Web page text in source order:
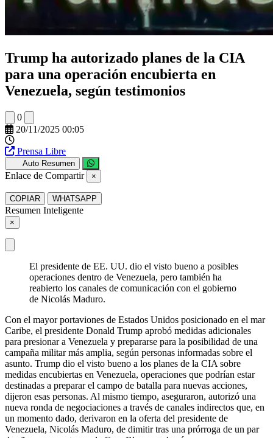
Trump ha autorizado planes de la CIA
para una operación encubierta en
Venezuela, según testimonios
0
20/11/2025 00:05
Prensa Libre
Auto Resumen
Enlace de Compartir ×
COPIAR WHATSAPP
Resumen Inteligente
×
El presidente de EE. UU. dio el visto bueno a posibles
operaciones dentro de Venezuela, pero también ha
reabierto los canales de comunicación con el gobierno
de Nicolás Maduro.
Con el mayor portaviones de Estados Unidos posicionado en el mar
Caribe, el presidente Donald Trump aprobó medidas adicionales
para presionar a Venezuela y prepararse para la posibilidad de una
campaña militar más amplia, según personas informadas sobre el
asunto. Trump dio el visto bueno a los planes de la CIA sobre
medidas encubiertas en Venezuela, operaciones que podrían estar
destinadas a preparar el campo de batalla para nuevas acciones,
dijeron esas personas. Al mismo tiempo, aseguraron, autorizó una
nueva ronda de negociaciones a través de canales indirectos que, en
un momento dado, derivaron en la oferta del presidente de
Venezuela, Nicolás Maduro, de dimitir tras una prórroga de un par